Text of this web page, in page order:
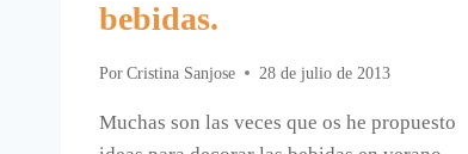
bebidas.
Por Cristina Sanjose 28 de julio de 2013
Muchas son las veces que os he propuesto